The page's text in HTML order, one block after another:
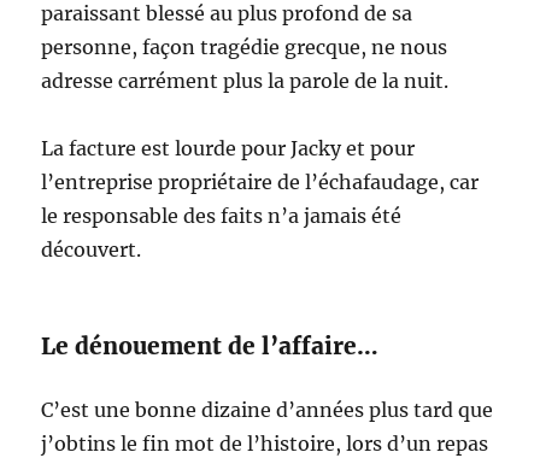
paraissant blessé au plus profond de sa
personne, façon tragédie grecque, ne nous
adresse carrément plus la parole de la nuit.
La facture est lourde pour Jacky et pour
l’entreprise propriétaire de l’échafaudage, car
le responsable des faits n’a jamais été
découvert.
Le dénouement de l’affaire…
C’est une bonne dizaine d’années plus tard que
j’obtins le fin mot de l’histoire, lors d’un repas